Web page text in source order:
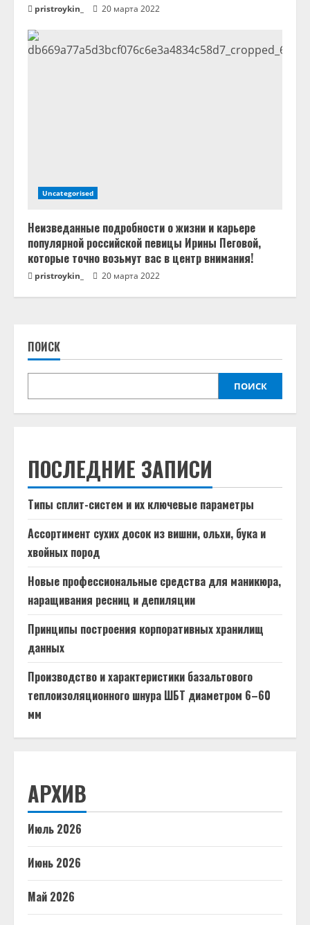
pristroykin_ 20 марта 2022
Uncategorised
Неизведанные подробности о жизни и карьере
популярной российской певицы Ирины Пеговой,
которые точно возьмут вас в центр внимания!
pristroykin_ 20 марта 2022
ПОИСК
ПОИСК
ПОСЛЕДНИЕ ЗАПИСИ
Типы сплит-систем и их ключевые параметры
Ассортимент сухих досок из вишни, ольхи, бука и
хвойных пород
Новые профессиональные средства для маникюра,
наращивания ресниц и депиляции
Принципы построения корпоративных хранилищ
данных
Производство и характеристики базальтового
теплоизоляционного шнура ШБТ диаметром 6–60
мм
АРХИВ
Июль 2026
Июнь 2026
Май 2026